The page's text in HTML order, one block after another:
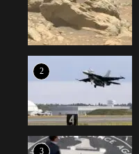
2
3